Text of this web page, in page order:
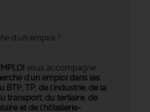
d'un emploi ?
vous accompagne
d'un emploi dans les
BTP, TP, de l'industrie, de la
transport, du tertiaire, de
et de l'hôtellerie-